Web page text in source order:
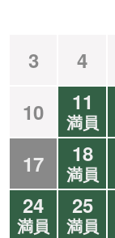
3
4
10
11
満員
17 18
満員
24
満員
25
満員